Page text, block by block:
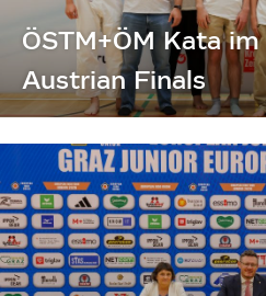
ÖSTM+ÖM Kata
Austrian Finals